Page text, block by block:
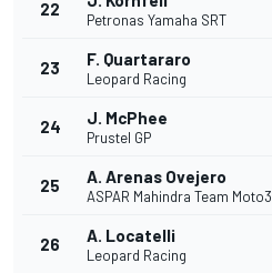
22
Petronas Yamaha SRT
23 F. Quartararo
Leopard Racing
24 J. McPhee
Prustel GP
25 A. Arenas Ovejero
ASPAR Mahindra Team Moto3
26 A. Locatelli
Leopard Racing